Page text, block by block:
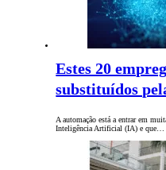
Estes 20
substituídos
A automação está a entrar em
Inteligência Artificial (IA) e que…